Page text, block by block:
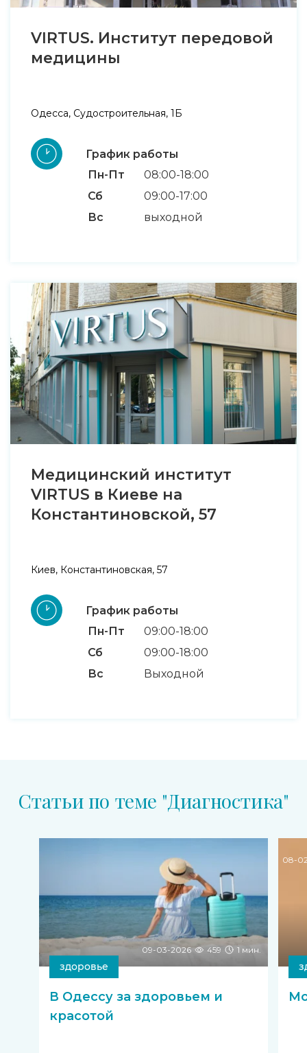
VIRTUS. Институт передовой
медицины
Одесса, Судостроительная, 1Б
График работы
Пн-Пт
08:00-18:00
Сб
09:00-17:00
Вс
выходной
Медицинский институт
VIRTUS в Киеве на
Константиновской, 57
Киев, Константиновская, 57
График работы
Пн-Пт
09:00-18:00
Сб
09:00-18:00
Вс
Выходной
Статьи по теме "Диагностика"
09-03-2026 459 1 мин.
здоровье
В Одессу за здоровьем и
красотой
08-